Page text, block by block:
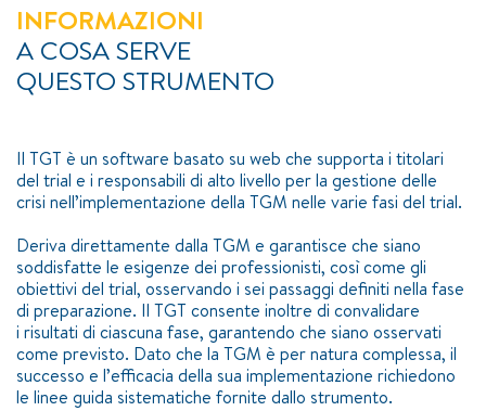
INFORMAZIONI
A COSA SERVE
QUESTO STRUMENTO
Il TGT è un software basato su web che supporta i titolari
del trial e i responsabili di alto livello per la gestione delle
crisi nell’implementazione della TGM nelle varie fasi del trial.
Deriva direttamente dalla TGM e garantisce che siano
soddisfatte le esigenze dei professionisti, così come gli
obiettivi del trial, osservando i sei passaggi definiti nella fase
di preparazione. Il TGT consente inoltre di convalidare
i risultati di ciascuna fase, garantendo che siano osservati
come previsto. Dato che la TGM è per natura complessa, il
successo e l’efficacia della sua implementazione richiedono
le linee guida sistematiche fornite dallo strumento.